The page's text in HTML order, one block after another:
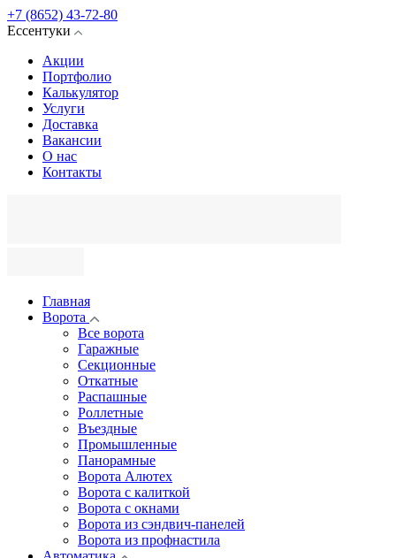
+7 (8652) 43-72-80
Ессентуки
Акции
Портфолио
Калькулятор
Услуги
Доставка
Вакансии
О нас
Контакты
Главная
Ворота
Все ворота
Гаражные
Секционные
Откатные
Распашные
Роллетные
Въездные
Промышленные
Панорамные
Ворота Алютех
Ворота с калиткой
Ворота c окнами
Ворота из сэндвич-панелей
Ворота из профнастила